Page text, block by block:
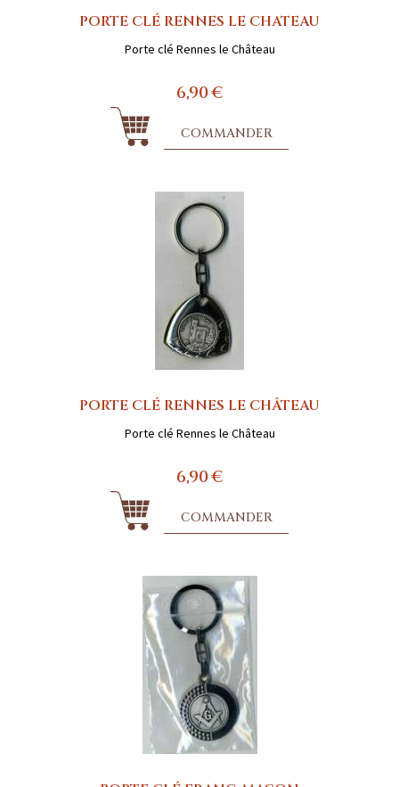
PORTE CLÉ RENNES LE CHATEAU
Porte clé Rennes le Château
6,90 €
COMMANDER
PORTE CLÉ RENNES LE CHÂTEAU
Porte clé Rennes le Château
6,90 €
COMMANDER